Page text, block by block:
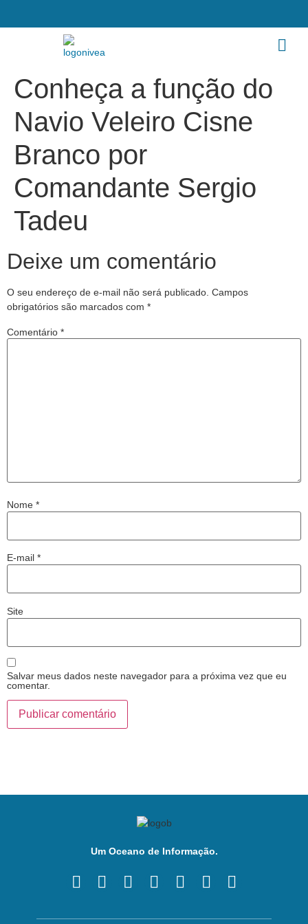
Conheça a função do
Navio Veleiro Cisne
Branco por
Comandante Sergio
Tadeu
Deixe um comentário
O seu endereço de e-mail não será publicado. Campos
obrigatórios são marcados com *
Comentário *
Nome *
E-mail *
Site
Salvar meus dados neste navegador para a próxima vez que eu
comentar.
Um Oceano de Informação.